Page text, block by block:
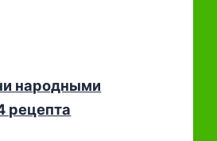
народными
рецепта